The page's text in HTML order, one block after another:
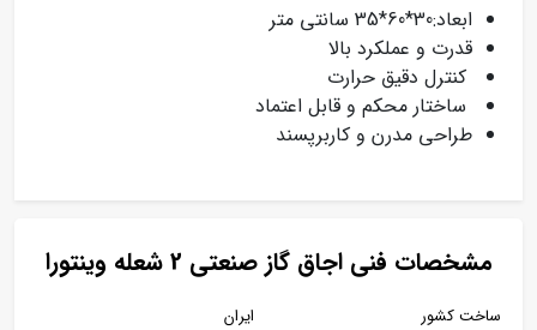
ابعاد:30*60*35 سانتی متر
قدرت و عملکرد بالا
کنترل دقیق حرارت
ساختار محکم و قابل اعتماد
طراحی مدرن و کاربرپسند
مشخصات فنی اجاق گاز صنعتی 2 شعله وینتورا
ساخت کشور
ایران